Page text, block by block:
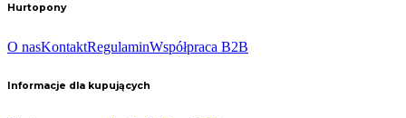
Hurtopony
O nasKontaktRegulaminWspółpraca B2B
Informacje dla kupujących